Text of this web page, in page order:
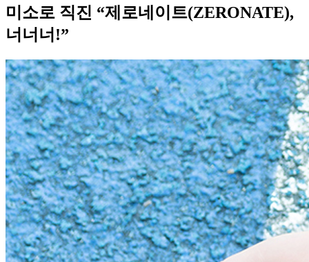
미소로 직진 “제로네이트(ZERONATE),
너너너!”